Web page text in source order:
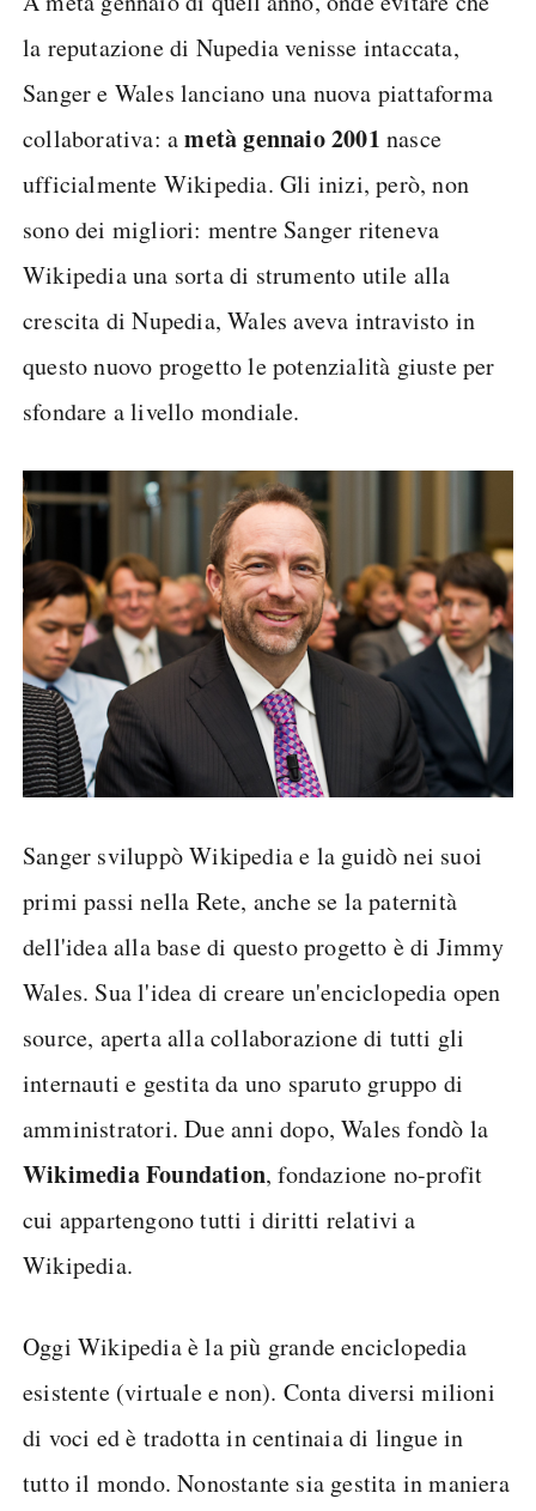
la reputazione di Nupedia venisse intaccata,
Sanger e Wales lanciano una nuova piattaforma
collaborativa: ametà gennaio 2001 nasce
ufficialmente Wikipedia. Gli inizi, però, non
sono dei migliori: mentre Sanger riteneva
Wikipedia una sorta di strumento utile alla
crescita di Nupedia, Wales aveva intravisto in
questo nuovo progetto le potenzialità giuste per
sfondare a livello mondiale.
Sanger sviluppò Wikipedia e la guidò nei suoi
primi passi nella Rete, anche se la paternità
dell'idea alla base di questo progetto è di Jimmy
Wales. Sua l'idea di creare un'enciclopedia open
source, aperta alla collaborazione di tutti gli
internauti e gestita da uno sparuto gruppo di
amministratori. Due anni dopo, Wales fondò la
Wikimedia Foundation, fondazione no-profit
cui appartengono tutti i diritti relativi a
Wikipedia.
Oggi Wikipedia è la più grande enciclopedia
esistente (virtuale e non). Conta diversi milioni
di voci ed è tradotta in centinaia di lingue in
tutto il mondo. Nonostante sia gestita in maniera